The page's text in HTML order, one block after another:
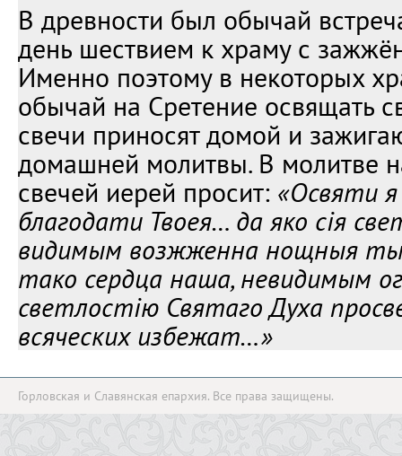
В древности был обычай
день шествием к храму с
Именно поэтому в некоторых
обычай на Сретение освящать
свечи приносят домой и
домашней молитвы. В молитве
свечей иерей просит: «Освяти
благодати Твоея… да яко сiя
видимым возжженна нощныя
тако сердца наша, невидимым
светлостiю Святаго Духа
всяческих избежат…»
Горловская и Славянская епархия. Все права защищены.